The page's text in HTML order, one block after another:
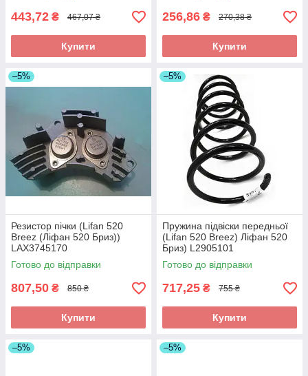
443,72 ₴ 467,07 ₴
Купити
256,86 ₴ 270,38 ₴
Купити
–5%
Резистор пічки (Lifan 520
Breez (Ліфан 520 Бриз))
LAX3745170
Готово до відправки
807,50 ₴ 850 ₴
Купити
–5%
Пружина підвіски передньої
(Lifan 520 Breez) Ліфан 520
Бриз) L2905101
Готово до відправки
717,25 ₴ 755 ₴
Купити
–5% –5%